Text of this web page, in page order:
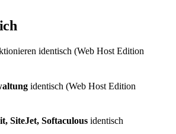
identisch (Web Host Edition
identisch (Web Host Edition
SiteJet, Softaculous identisch